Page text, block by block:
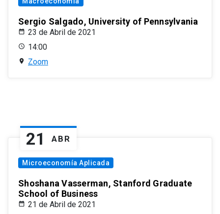
Sergio Salgado, University of Pennsylvania
23 de Abril de 2021
14:00
Zoom
21 ABR
Microeconomía Aplicada
Shoshana Vasserman, Stanford Graduate
School of Business
21 de Abril de 2021